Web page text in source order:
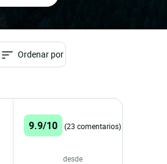
Ordenar por
9.9/10 (23 comentarios)
desde